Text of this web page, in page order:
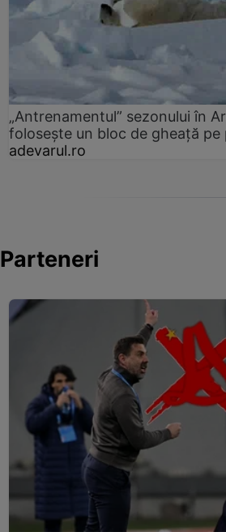
„Antrenamentul” sezonului în
folosește un bloc de gheață pe
adevarul.ro
Parteneri